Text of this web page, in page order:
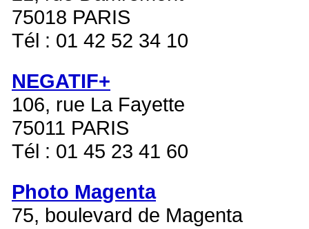
75018 PARIS
Tél : 01 42 52 34 10
NEGATIF+
106, rue La Fayette
75011 PARIS
Tél : 01 45 23 41 60
Photo Magenta
75, boulevard de Magenta